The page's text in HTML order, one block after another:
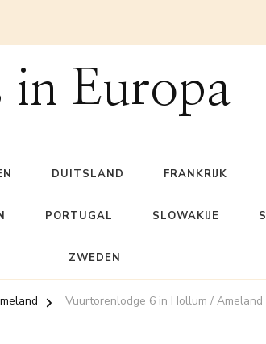
in Europa
DUITSLAND FRANKRIJK
PORTUGAL SLOWAKIJE
ZWEDEN
Vuurtorenlodge 6 in Hollum /